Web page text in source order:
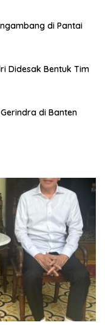
di Pantai
Didesak Bentuk Tim
di Banten